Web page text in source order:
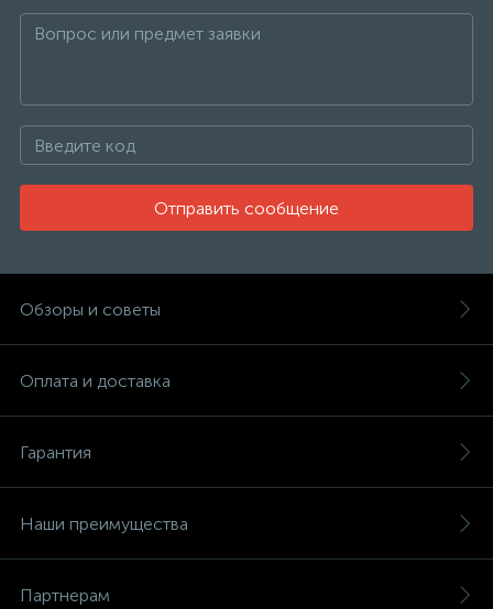
Отправить сообщение
Обзоры и советы
Оплата и доставка
Гарантия
Наши преимущества
Партнерам